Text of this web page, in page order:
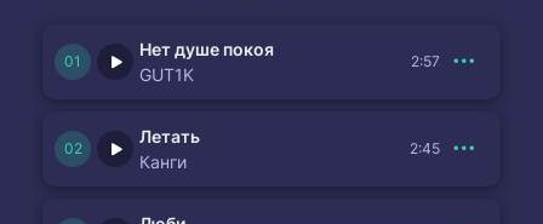
Нет душе покоя
GUT1K
2:57
Летать
Канги
2:45